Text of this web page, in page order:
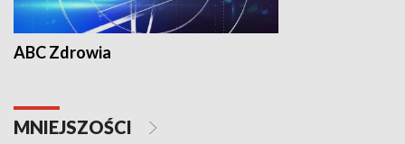
ABC Zdrowia
MNIEJSZOŚCI